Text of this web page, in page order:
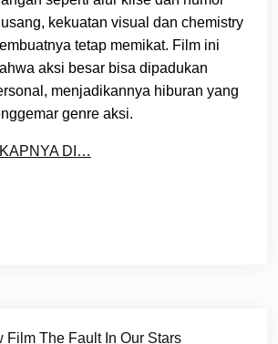
kekuatan visual dan chemistry
tetap memikat. Film ini
aksi besar bisa dipadukan
menjadikannya hiburan yang
genre aksi.
DI…
Film The Fault In Our Stars